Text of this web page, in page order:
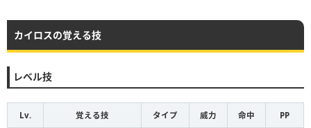
カイロスの覚える技
レベル技
Lv. 覚える技 タイプ 威力 命中 PP